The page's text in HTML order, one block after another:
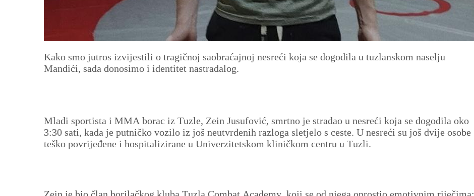
Kako smo jutros izvijestili o tragičnoj saobraćajnoj nesreći koja se dogodila u tuzlanskom naselju
Mandići, sada donosimo i identitet nastradalog.
Mladi sportista i MMA borac iz Tuzle, Zein Jusufović, smrtno je stradao u nesreći koja se dogodila oko
3:30 sati, kada je putničko vozilo iz još neutvrđenih razloga sletjelo s ceste. U nesreći su još dvije osobe
teško povrijeđene i hospitalizirane u Univerzitetskom kliničkom centru u Tuzli.